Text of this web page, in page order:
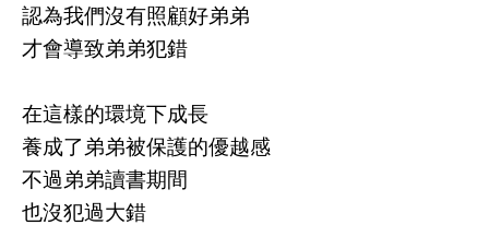
認為我們沒有照顧好弟弟
才會導致弟弟犯錯
在這樣的環境下成長
養成了弟弟被保護的優越感
不過弟弟讀書期間
也沒犯過大錯